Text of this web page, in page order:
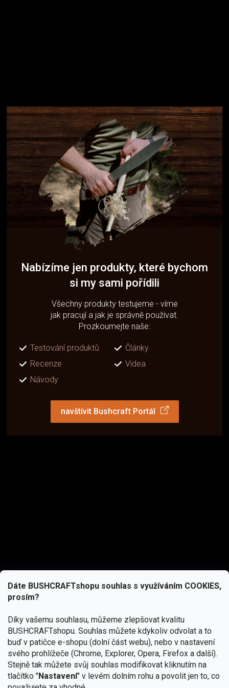
Dáte BUSHCRAFTshopu souhlas s využíváním COOKIES,
prosím?
Díky vašemu souhlasu, můžeme zlepšovat kvalitu
BUSHCRAFTshopu. Souhlas můžete kdykoliv odvolat a to
buď v patičce e-shopu (dolní část webu), nebo v nastavení
svého prohlížeče (Chrome, Explorer, Opera, Firefox a další).
Stejně tak můžete svůj souhlas modifikovat kliknutím na
tlačítko "Nastavení" v levém dolním rohu a povolit jen to, co
Nabízíme jen produkty, které bychom
si my sami pořídili
Všechny produkty testujeme - víme
jak pracují a jak je správně používat.
Prozkoumejte naše:
Testování produktů
Články
Recenze
Videa
Návody
navštívit Bushcraft Portál